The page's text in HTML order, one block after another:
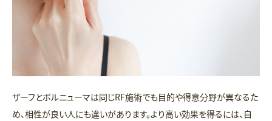
ザーフとボルニューマは同じRF施術でも目的や得意分野が異なるた
め、相性が良い人にも違いがあります。より高い効果を得るには、自